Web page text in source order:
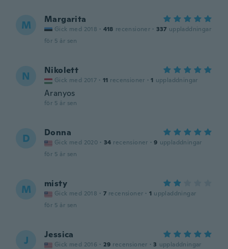
M Margarita
Gick med 2018 · 418 recensioner · 337 uppladdningar
för 5 år sen
N Nikolett
Gick med 2017 · 11 recensioner · 1 uppladdningar
Aranyos
för 5 år sen
D Donna
Gick med 2020 · 34 recensioner · 9 uppladdningar
för 5 år sen
M misty
Gick med 2018 · 7 recensioner · 1 uppladdningar
för 5 år sen
J Jessica
Gick med 2016 · 29 recensioner · 3 uppladdningar